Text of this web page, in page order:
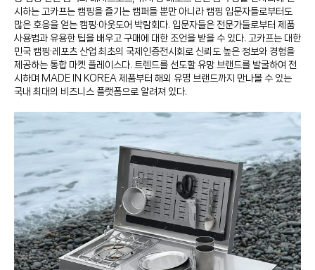
시하는 고카프는 캠핑을 즐기는 캠퍼들 뿐만 아니라 캠핑 입문자들로부터도
많은 호응을 얻는 캠핑∙아웃도어 박람회다. 입문자들은 전문가들로부터 제품
사용법과 유용한 팁을 배우고 구매에 대한 조언을 받을 수 있다. 고카프는 대한
민국 캠핑·레포츠 산업 최초의 국제인증전시회로 신뢰도 높은 정보와 경험을
제공하는 통합 마켓 플레이스다. 트렌드를 선도할 유망 브랜드를 발굴하여 전
시하며 MADE IN KOREA 제품부터 해외 유명 브랜드까지 만나볼 수 있는
국내 최대의 비즈니스 플랫폼으로 알려져 있다.